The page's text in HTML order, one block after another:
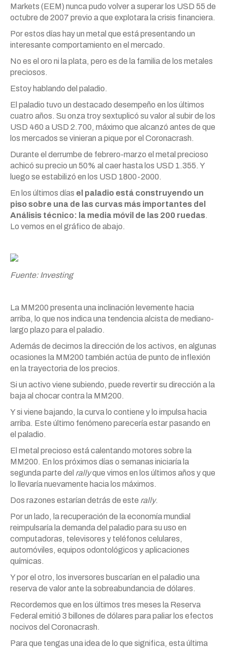
Markets (EEM) nunca pudo volver a superar los USD 55 de
octubre de 2007 previo a que explotara la crisis financiera.
Por estos días hay un metal que está presentando un
interesante comportamiento en el mercado.
No es el oro ni la plata, pero es de la familia de los metales
preciosos.
Estoy hablando del paladio.
El paladio tuvo un destacado desempeño en los últimos
cuatro años. Su onza troy sextuplicó su valor al subir de los
USD 460 a USD 2.700, máximo que alcanzó antes de que
los mercados se vinieran a pique por el Coronacrash.
Durante el derrumbe de febrero-marzo el metal precioso
achicó su precio un 50% al caer hasta los USD 1.355. Y
luego se estabilizó en los USD 1800-2000.
En los últimos días el paladio está construyendo un
piso sobre una de las curvas más importantes del
Análisis técnico: la media móvil de las 200 ruedas.
Lo vemos en el gráfico de abajo.
Fuente: Investing
La MM200 presenta una inclinación levemente hacia
arriba, lo que nos indica una tendencia alcista de mediano-
largo plazo para el paladio.
Además de decirnos la dirección de los activos, en algunas
ocasiones la MM200 también actúa de punto de inflexión
en la trayectoria de los precios.
Si un activo viene subiendo, puede revertir su dirección a la
baja al chocar contra la MM200.
Y si viene bajando, la curva lo contiene y lo impulsa hacia
arriba. Este último fenómeno parecería estar pasando en
el paladio.
El metal precioso está calentando motores sobre la
MM200. En los próximos días o semanas iniciaría la
segunda parte del rallyque vimos en los últimos años y que
lo llevaría nuevamente hacia los máximos.
Dos razones estarían detrás de este rally.
Por un lado, la recuperación de la economía mundial
reimpulsaría la demanda del paladio para su uso en
computadoras, televisores y teléfonos celulares,
automóviles, equipos odontológicos y aplicaciones
químicas.
Y por el otro, los inversores buscarían en el paladio una
reserva de valor ante la sobreabundancia de dólares.
Recordemos que en los últimos tres meses la Reserva
Federal emitió 3 billones de dólares para paliar los efectos
nocivos del Coronacrash.
Para que tengas una idea de lo que significa, esta última